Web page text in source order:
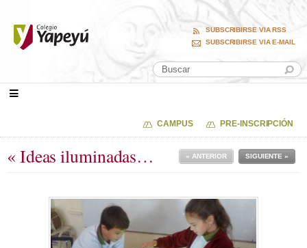
SUBSCRIBIRSE VIA RSS
SUBSCRIBIRSE VIA E-MAIL
CAMPUS PRE-INSCRIPCIÓN
« Ideas iluminadas… SIGUIENTE »
« ANTERIOR